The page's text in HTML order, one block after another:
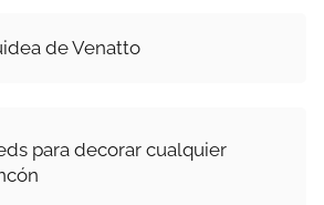
de Venatto
para decorar cualquier